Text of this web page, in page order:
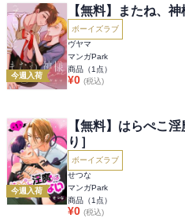
今週入荷
【無料】またね、
ボーイズラブ
ヴヤマ
マンガPark
商品（1 点）
¥0 (税込)
今週入荷
【無料】はらぺこ
り］
ボーイズラブ
せつな
マンガPark
商品（1 点）
¥0 (税込)